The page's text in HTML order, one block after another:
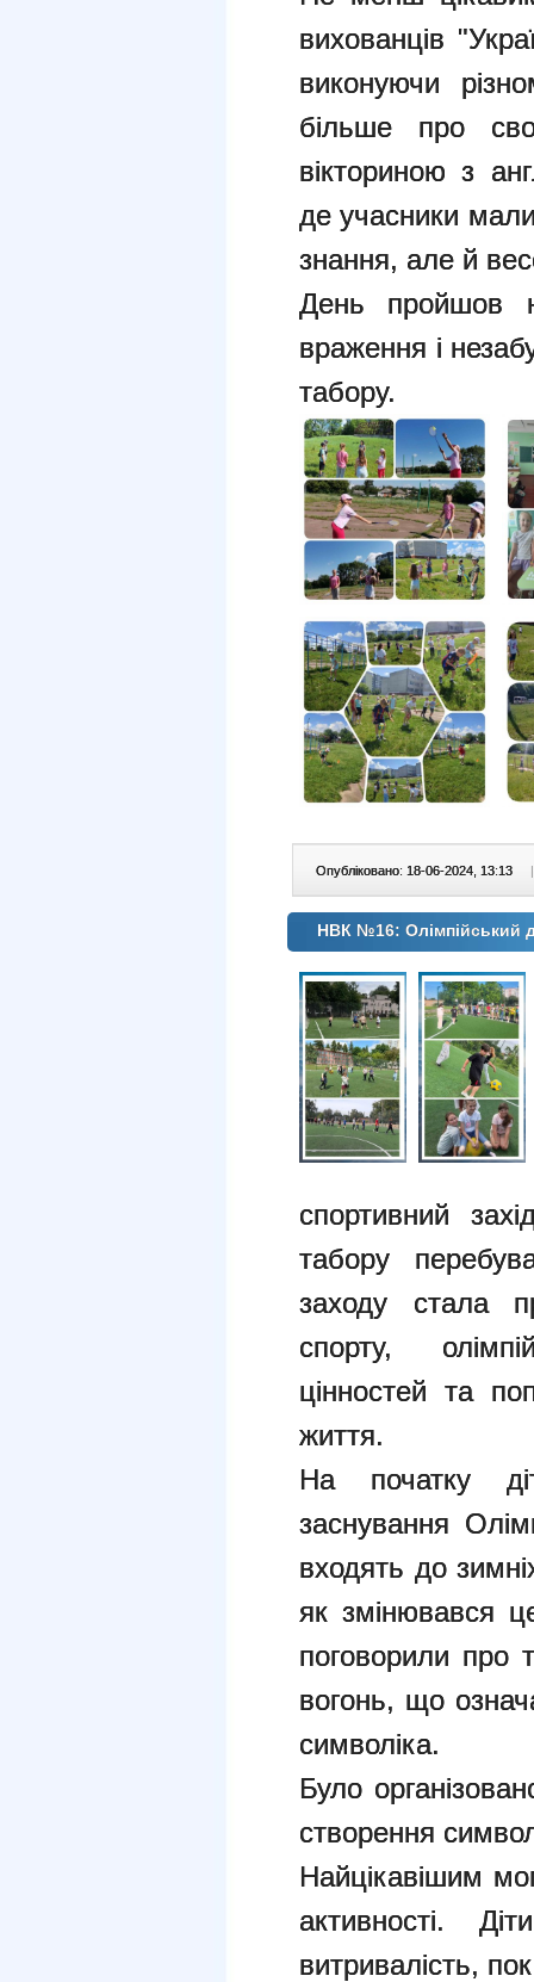
вихованців
виконуючи
більше про
вікториною з
де учасники
знання, але й
День пройшов
враження і
табору.
Опубліковано: 18-06-2024, 13:13 |
НВК №16: Олімпійський
спортивний
табору
заходу стала
спорту,
цінностей та
життя.
На початку
заснування
входять до
як змінювався
поговорили про
вогонь, що
символіка.
Було
створення
Найцікавішим
активності.
витривалість,